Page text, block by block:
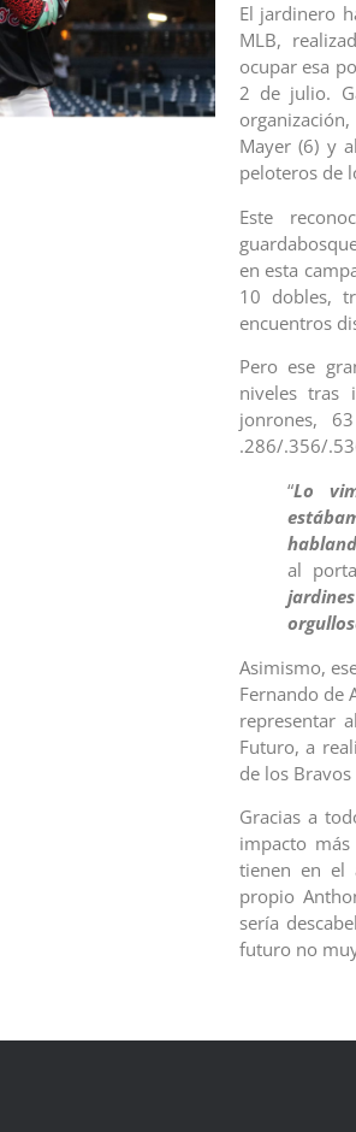
El jardinero
MLB,
ocupar esa
2 de julio.
Mayer (6) y
peloteros de
Este
en esta
10 dobles,
encuentros
Pero ese
niveles tras
jonrones,
.286/.356/
“Lo
al
Asimismo,
Fernando de
representar
Futuro, a
de los
Gracias a
impacto
tienen en el
propio
sería
futuro no